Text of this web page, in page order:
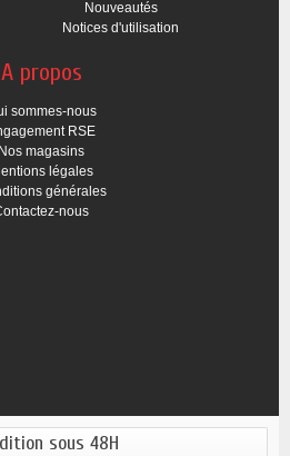
Nouveautés
Notices d'utilisation
A propos
sommes-nous
RSE
Nos magasins
légales
générales
nous
sous 48H